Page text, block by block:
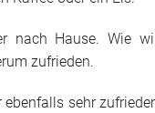
nach Hause. Wie
zufrieden.
ebenfalls sehr